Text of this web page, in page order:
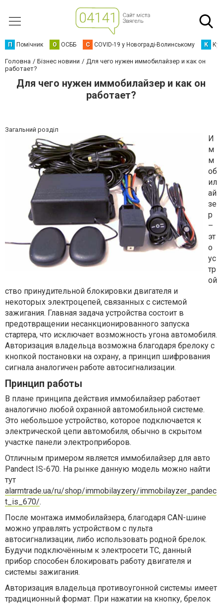
П Помічник О ОСББ C COVID-19 у Новограді-Волинському К
Головна Бізнес новини
Для чего нужен иммобилайзер и как он
работает?
Для чего нужен иммобилайзер и как он
работает?
Загальний розділ
И
м
м
об
ил
ай
зе
р
–
эт
о
ус
тр
ой
ство принудительной блокировки двигателя и
некоторых электроцепей, связанных с системой
зажигания. Главная задача устройства состоит в
предотвращении несанкционированного запуска
стартера, что исключает возможность угона автомобиля.
Авторизация владельца возможна благодаря брелоку с
кнопкой постановки на охрану, а принцип шифрования
сигнала аналогичен работе автосигнализации.
Принцип работы
В плане принципа действия иммобилайзер работает
аналогично любой охранной автомобильной системе.
Это небольшое устройство, которое подключается к
электрической цепи автомобиля, обычно в скрытом
участке панели электроприборов.
Отличным примером является иммобилайзер для авто
Pandect IS-670. На рынке данную модель можно найти
тут
alarmtrade.ua/ru/shop/immobilayzery/immobilayzer_pandec
t_is_670/.
После монтажа иммобилайзера, благодаря CAN-шине
можно управлять устройством с пульта
автосигнализации, либо использовать родной брелок.
Будучи подключённым к электросети ТС, данный
прибор способен блокировать работу двигателя и
системы зажигания.
Авторизация владельца противоугонной системы имеет
традиционный формат. При нажатии на кнопку, брелок